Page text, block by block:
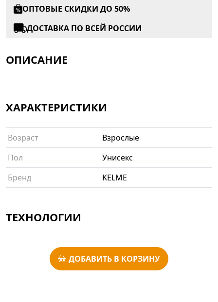
ОПТОВЫЕ СКИДКИ ДО 50%
ДОСТАВКА ПО ВСЕЙ РОССИИ
ОПИСАНИЕ
ХАРАКТЕРИСТИКИ
Возраст
Взрослые
Пол
Унисекс
Бренд
KELME
ТЕХНОЛОГИИ
ДОБАВИТЬ В КОРЗИНУ